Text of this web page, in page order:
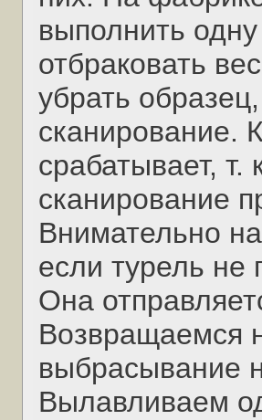
выполнить
отбраковать
убрать
сканирование.
срабатывает, т.
сканирование
Внимательно
если турель не
Она
Возвращаемся
выбрасывание
Вылавливаем